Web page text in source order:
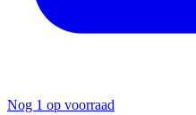
Nog 1 op voorraad